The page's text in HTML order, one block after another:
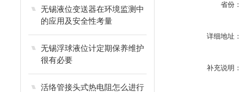
无锡液位变送器在环境监测中
的应用及安全性考量
无锡浮球液位计定期保养维护
很有必要
活络管接头式热电阻怎么进行
省份：
详细地址：
补充说明：